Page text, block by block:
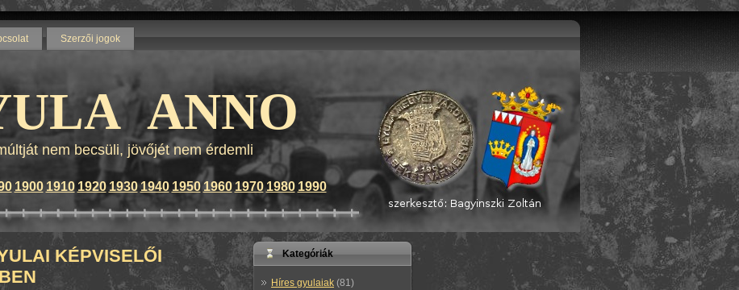
Szerzői jogok
ANNO
nem becsüli, jövőjét nem érdemli
1900 1910 1920 19301940 1950 1960 19701980 1990
KÉPVISELŐI
Kategóriák
Híres gyulaiak (81)